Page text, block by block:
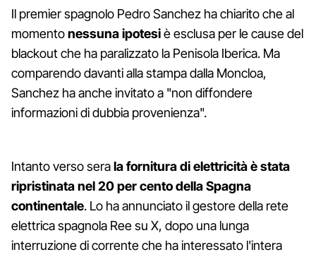
Il premier spagnolo Pedro Sanchez ha chiarito che al
momentonessuna ipotesiè esclusa per le cause del
blackout che ha paralizzato la Penisola Iberica. Ma
comparendo davanti alla stampa dalla Moncloa,
Sanchez ha anche invitato a "non diffondere
informazioni di dubbia provenienza".
Intanto verso serala fornitura di elettricità è stata
ripristinata nel 20 per cento della Spagna
continentale. Lo ha annunciato il gestore della rete
elettrica spagnola Ree su X, dopo una lunga
interruzione di corrente che ha interessato l'intera